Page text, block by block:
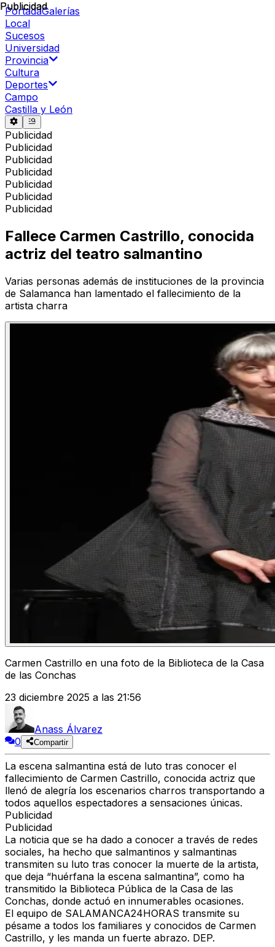
PortadaGalerías
Local
Sucesos
Universidad
Provincia
Cultura
Deportes
Campo
Castilla y León
Publicidad
Publicidad
Publicidad
Publicidad
Publicidad
Publicidad
Publicidad
Publicidad
Fallece Carmen Castrillo, conocida
actriz del teatro salmantino
Varias personas además de instituciones de la provincia
de Salamanca han lamentado el fallecimiento de la
artista charra
Carmen Castrillo en una foto de la Biblioteca de la Casa
de las Conchas
23 diciembre 2025 a las 21:56
Anass Álvarez
0
Compartir
La escena salmantina está de luto tras conocer el
fallecimiento de Carmen Castrillo, conocida actriz que
llenó de alegría los escenarios charros transportando a
todos aquellos espectadores a sensaciones únicas.
Publicidad
Publicidad
La noticia que se ha dado a conocer a través de redes
sociales, ha hecho que salmantinos y salmantinas
transmiten su luto tras conocer la muerte de la artista,
que deja “huérfana la escena salmantina”, como ha
transmitido la Biblioteca Pública de la Casa de las
Conchas, donde actuó en innumerables ocasiones.
El equipo de SALAMANCA24HORAS transmite su
pésame a todos los familiares y conocidos de Carmen
Castrillo, y les manda un fuerte abrazo. DEP.
Publicidad